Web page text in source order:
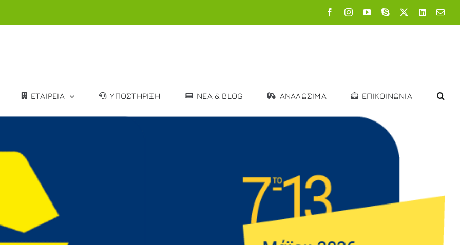
FacebookInstagramYouTube
Skype LinkedIn
ΕΤΑΙΡΕΙΑ ΥΠΟΣΤΗΡΙΞΗ ΝΕΑ & BLOG ΑΝΑΛΩΣΙΜΑ ΕΠΙΚΟΙΝΩΝΙΑ